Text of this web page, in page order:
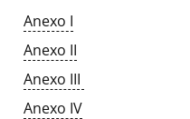
Anexo I
Anexo II
Anexo III
Anexo IV